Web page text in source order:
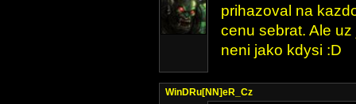
prihazoval na
cenu sebrat. Ale
neni jako kdysi :D
WinDRu[NN]eR_Cz